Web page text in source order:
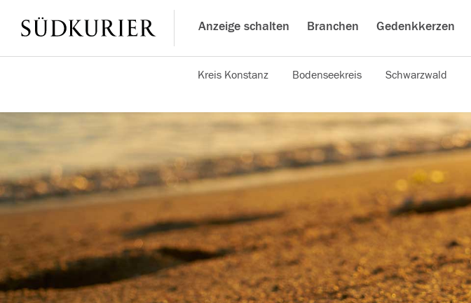
Anzeige schalten Branchen Gedenkkerzen
Kreis Konstanz Bodenseekreis Schwarzwald